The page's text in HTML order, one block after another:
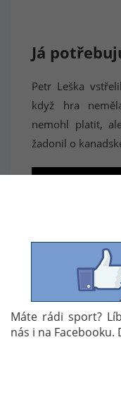
Já
Petr Leška
když hra
nemohl platit,
žadonil o
Máte rádi sport?
nás i na